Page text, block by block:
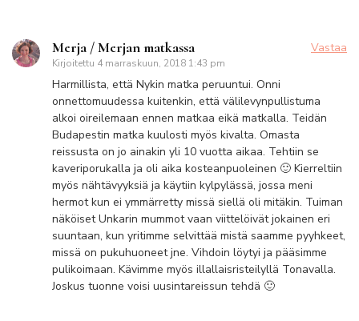
Merja / Merjan matkassa
Kirjoitettu 4 marraskuun, 2018 1:43 pm
Vastaa
Harmillista, että Nykin matka peruuntui. Onni
onnettomuudessa kuitenkin, että välilevynpullistuma
alkoi oireilemaan ennen matkaa eikä matkalla. Teidän
Budapestin matka kuulosti myös kivalta. Omasta
reissusta on jo ainakin yli 10 vuotta aikaa. Tehtiin se
kaveriporukalla ja oli aika kosteanpuoleinen 🙂 Kierreltiin
myös nähtävyyksiä ja käytiin kylpylässä, jossa meni
hermot kun ei ymmärretty missä siellä oli mitäkin. Tuiman
näköiset Unkarin mummot vaan viittelöivät jokainen eri
suuntaan, kun yritimme selvittää mistä saamme pyyhkeet,
missä on pukuhuoneet jne. Vihdoin löytyi ja pääsimme
pulikoimaan. Kävimme myös illallaisristeilyllä Tonavalla.
Joskus tuonne voisi uusintareissun tehdä 🙂